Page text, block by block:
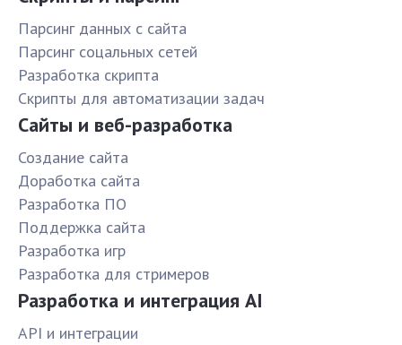
Парсинг данных с сайта
Парсинг соцальных сетей
Разработка скрипта
Скрипты для автоматизации задач
Сайты и веб-разработка
Создание сайта
Доработка сайта
Разработка ПО
Поддержка сайта
Разработка игр
Разработка для стримеров
Разработка и интеграция AI
API и интеграции